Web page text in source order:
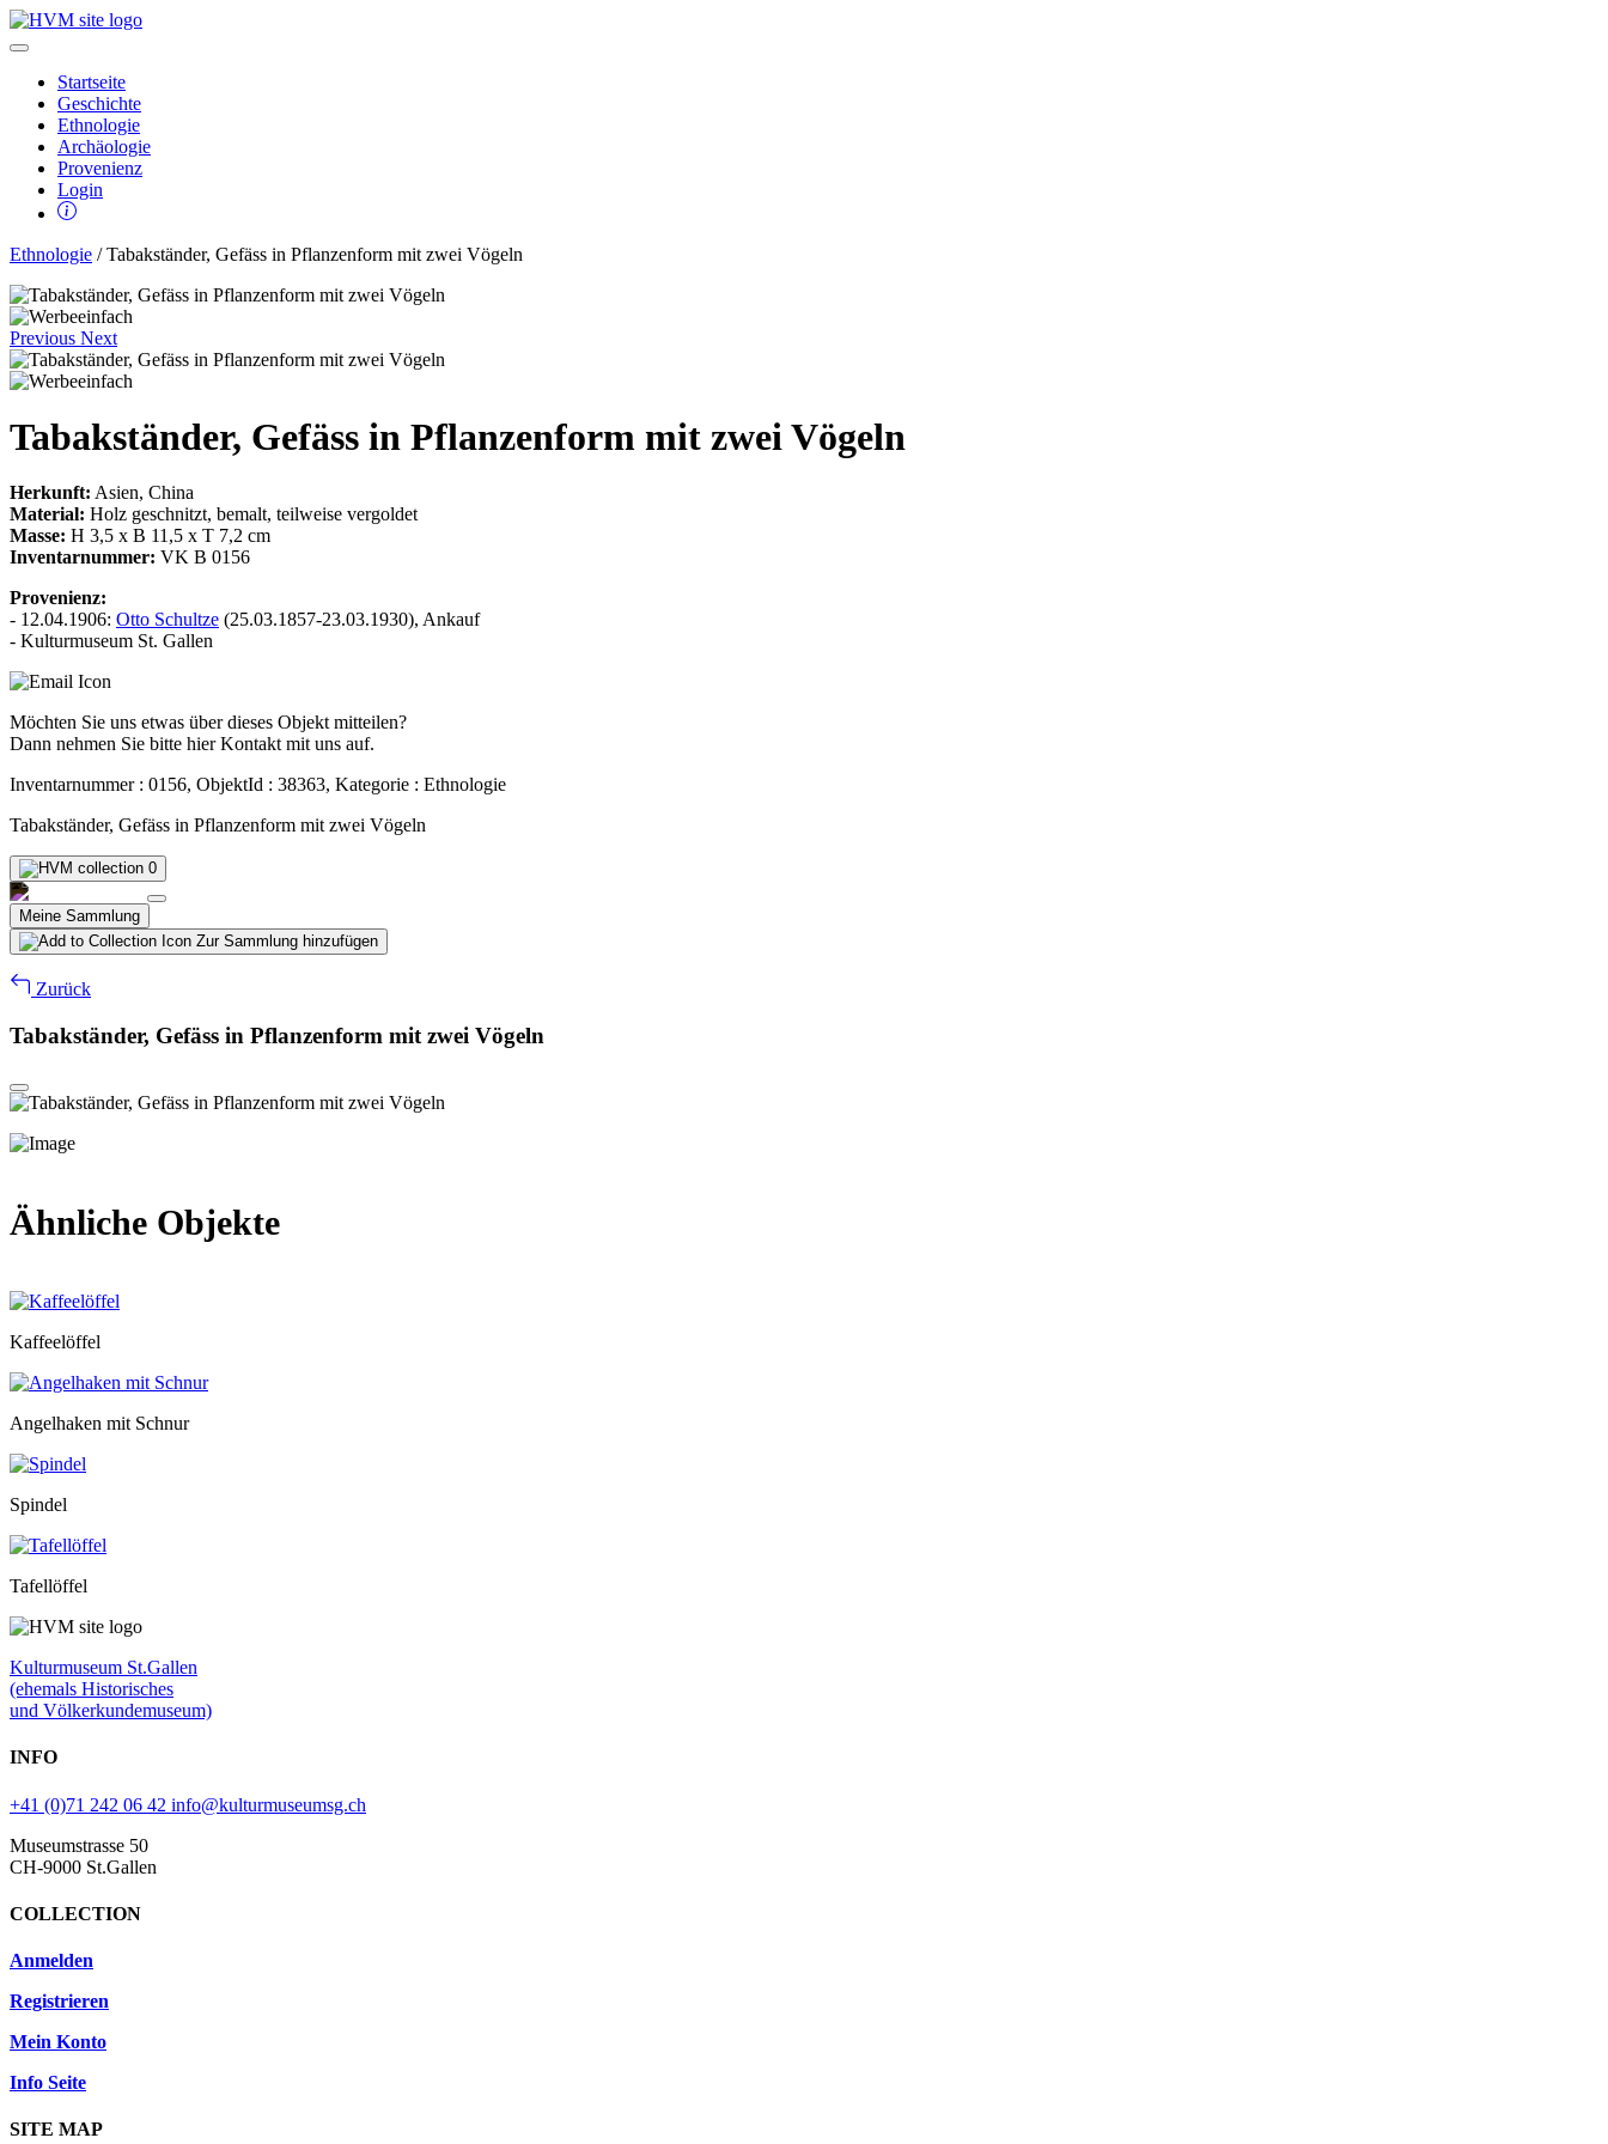
Startseite
Geschichte
Ethnologie
Archäologie
Provenienz
Login
Ethnologie / Tabakständer, Gefäss in Pflanzenform mit zwei Vögeln
Previous Next
Tabakständer, Gefäss in Pflanzenform mit zwei Vögeln
Herkunft: Asien, China
Material: Holz geschnitzt, bemalt, teilweise vergoldet
Masse: H 3,5 x B 11,5 x T 7,2 cm
Inventarnummer: VK B 0156
Provenienz:
- 12.04.1906: Otto Schultze (25.03.1857-23.03.1930), Ankauf
- Kulturmuseum St. Gallen
Möchten Sie uns etwas über dieses Objekt mitteilen?
Dann nehmen Sie bitte hier Kontakt mit uns auf.
Inventarnummer : 0156, ObjektId : 38363, Kategorie : Ethnologie
Tabakständer, Gefäss in Pflanzenform mit zwei Vögeln
0
Meine Sammlung
Zur Sammlung hinzufügen
Zurück
Tabakständer, Gefäss in Pflanzenform mit zwei Vögeln
Ähnliche Objekte
Kaffeelöffel
Angelhaken mit Schnur
Spindel
Tafellöffel
Kulturmuseum St.Gallen
(ehemals Historisches
und Völkerkundemuseum)
INFO
+41 (0)71 242 06 42 info@kulturmuseumsg.ch
Museumstrasse 50
CH-9000 St.Gallen
COLLECTION
Anmelden
Registrieren
Mein Konto
Info Seite
SITE MAP